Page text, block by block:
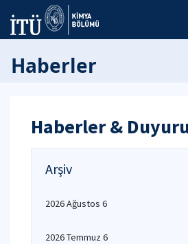
Haberler
Haberler &
Arşiv
2026 Ağustos 6
2026 Temmuz 6